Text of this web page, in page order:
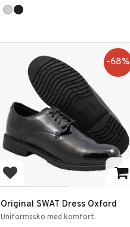
Lägg till i favoriter
Original SWAT Dress Oxford
Uniformssko med komfort.
68%